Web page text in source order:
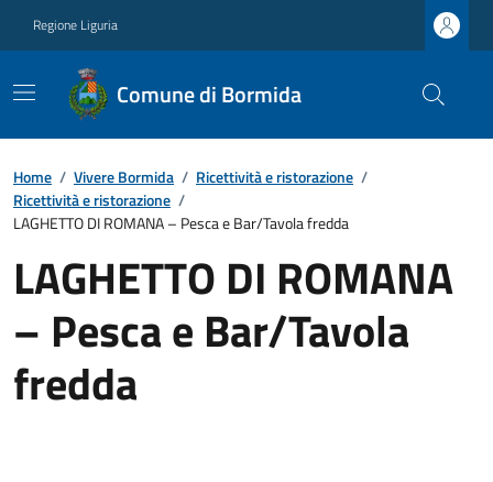
Regione Liguria
Comune di Bormida
Home / Vivere Bormida / Ricettività e ristorazione /
Ricettività e ristorazione /
LAGHETTO DI ROMANA – Pesca e Bar/Tavola fredda
LAGHETTO DI ROMANA
– Pesca e Bar/Tavola
fredda